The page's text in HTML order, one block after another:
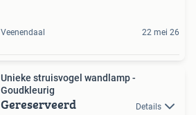
Veenendaal 22 mei 26
Unieke struisvogel wandlamp -
Goudkleurig
Gereserveerd Details